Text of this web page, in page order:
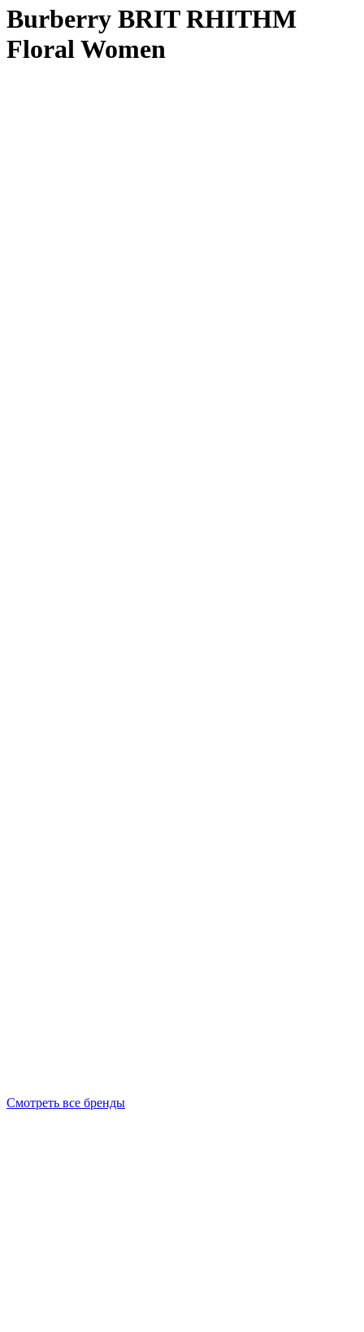
Burberry BRIT RHITHM
Floral Women
Смотреть все бренды